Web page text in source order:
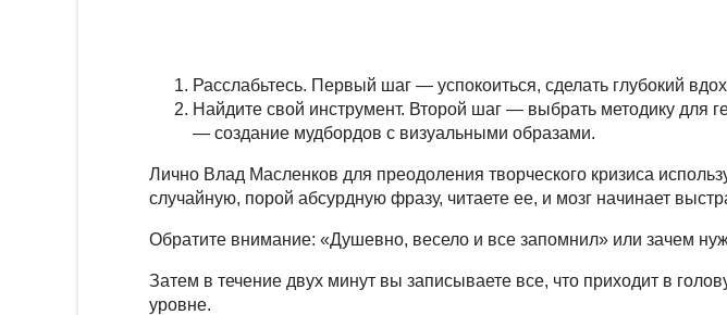
Расслабьтесь. Первый шаг — успокоиться, сделать глубокий
Найдите свой инструмент. Второй шаг — выбрать методику для
— создание мудбордов с визуальными образами.
Лично Влад Масленков для преодоления творческого кризиса
случайную, порой абсурдную фразу, читаете ее, и мозг начинает
Обратите внимание: «Душевно, весело и все запомнил» или зачем
Затем в течение двух минут вы записываете все, что приходит в
уровне.